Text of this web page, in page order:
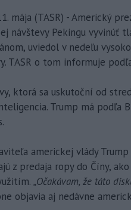
mája (TASR) - Americký
návštevy Pekingu vyvinúť
uviedol v nedeľu
TASR o tom informuje
ktorá sa uskutoční od
Trump má podľa
americkej vlády
z predaja ropy do Číny,
„Očakávam, že táto
objavia aj nedávne